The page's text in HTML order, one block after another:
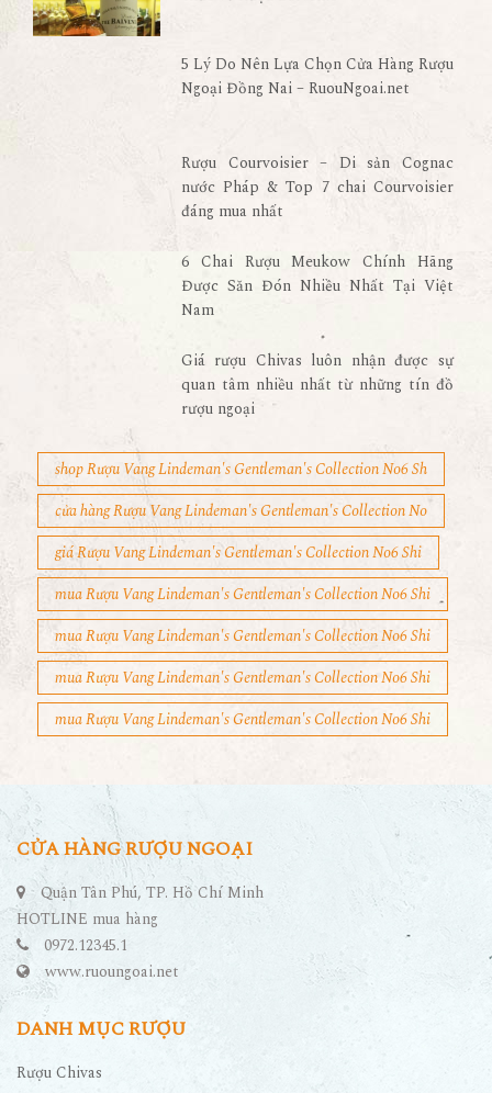
5 Lý Do Nên Lựa Chọn Cửa Hàng Rượu
Ngoại Đồng Nai – RuouNgoai.net
Rượu Courvoisier – Di sản Cognac
nước Pháp & Top 7 chai Courvoisier
đáng mua nhất
6 Chai Rượu Meukow Chính Hãng
Được Săn Đón Nhiều Nhất Tại Việt
Nam
Giá rượu Chivas luôn nhận được sự
quan tâm nhiều nhất từ những tín đồ
rượu ngoại
shop Rượu Vang Lindeman's Gentleman's Collection No6 Sh
cửa hàng Rượu Vang Lindeman's Gentleman's Collection No
giá Rượu Vang Lindeman's Gentleman's Collection No6 Shi
mua Rượu Vang Lindeman's Gentleman's Collection No6 Shi
mua Rượu Vang Lindeman's Gentleman's Collection No6 Shi
mua Rượu Vang Lindeman's Gentleman's Collection No6 Shi
mua Rượu Vang Lindeman's Gentleman's Collection No6 Shi
CỬA HÀNG RƯỢU NGOẠI
Quận Tân Phú, TP. Hồ Chí Minh
HOTLINE mua hàng
0972.12345.1
www.ruoungoai.net
DANH MỤC RƯỢU
Rượu Chivas